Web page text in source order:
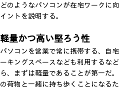
どのようなパソコンが在宅ワークに
イントを説明する。
軽量かつ高い堅ろう性
パソコンを営業で常に携帯する、自
ーキングスペースなども利用するな
ら、まずは軽量であることが第一だ
の荷物と一緒に持ち歩くことになる